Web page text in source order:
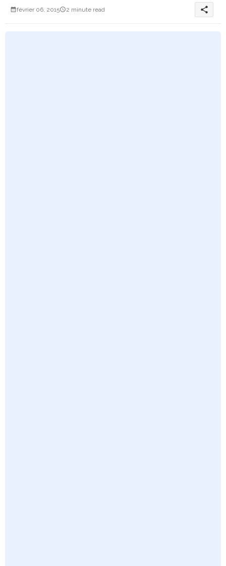
février 06, 2015 2 minute read share